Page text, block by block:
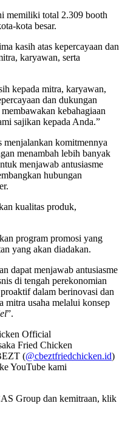
memiliki total 2.309 booth
kota besar.
kasih atas kepercayaan dan
karyawan, serta
kepada mitra, karyawan,
dan dukungan
kebahagiaan
sajikan kepada Anda.”
komitmennya
menambah lebih banyak
menjawab antusiasme
hubungan
kualitas produk,
program promosi yang
yang akan diadakan.
dapat menjawab antusiasme
di tengah perekonomian
dalam berinovasi dan
mitra usaha melalui konsep
”.
Official
Fried Chicken
(@cbeztfriedchicken.id)
YouTube kami
Group dan kemitraan, klik